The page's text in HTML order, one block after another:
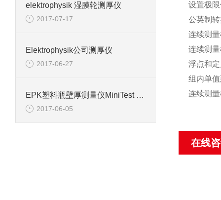
elektrophysik 湿膜轮测厚仪
2017-07-17
Elektrophysik公司测厚仪
2017-06-27
EPK塑料瓶壁厚测量仪MiniTest 7400 FH
2017-06-05
设置极
公英制
连续测
连续测
浮点和
组内单
连续测
在线